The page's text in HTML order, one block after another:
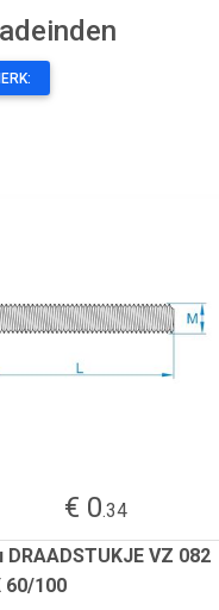
€ 0.34
DRAADSTUKJE VZ 082
60/100